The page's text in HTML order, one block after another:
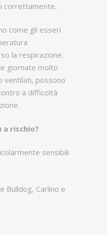
correttamente.
come gli esseri
la respirazione.
giornate molto
ventilati, possono
a difficoltà
a rischio?
sensibili
Bulldog, Carlino e